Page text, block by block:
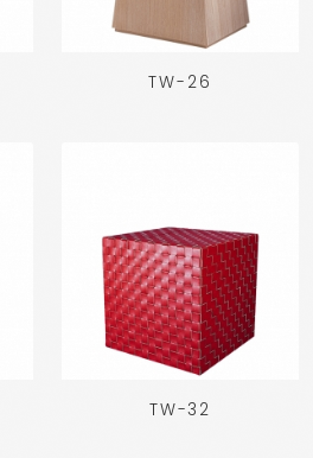
TW-26
TW-32